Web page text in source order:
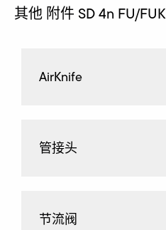
其他 附件 SD 4n FU/FUK
AirKnife
管接头
节流阀